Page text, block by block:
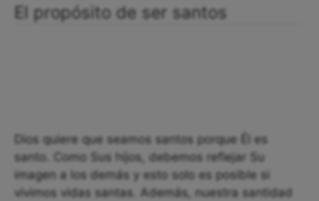
El propósito de ser santos
Dios quiere que seamos santos porque Él es
santo. Como Sus hijos, debemos reflejar Su
imagen a los demás y esto solo es posible si
vivimos vidas santas. Además, nuestra santidad